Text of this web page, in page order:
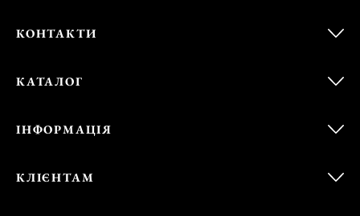
КОНТАКТИ
КАТАЛОГ
ІНФОРМАЦІЯ
КЛІЄНТАМ